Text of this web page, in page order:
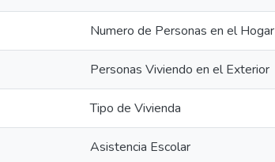
Numero de Personas en el Hogar
Personas Viviendo en el Exterior
Tipo de Vivienda
Asistencia Escolar